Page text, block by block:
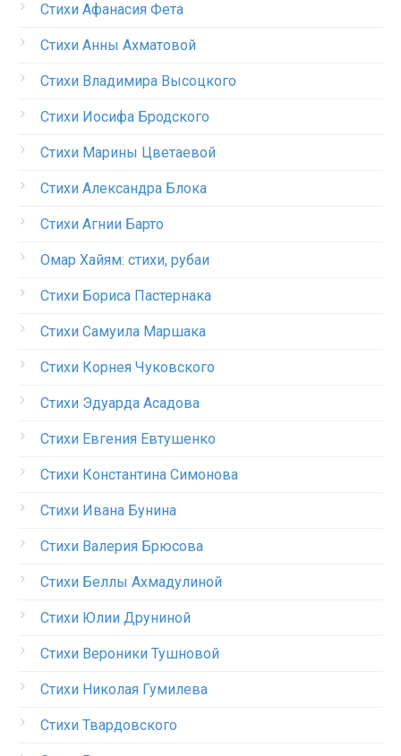
Стихи Афанасия Фета
Стихи Анны Ахматовой
Стихи Владимира Высоцкого
Стихи Иосифа Бродского
Стихи Марины Цветаевой
Стихи Александра Блока
Стихи Агнии Барто
Омар Хайям: стихи, рубаи
Стихи Бориса Пастернака
Стихи Самуила Маршака
Стихи Корнея Чуковского
Стихи Эдуарда Асадова
Стихи Евгения Евтушенко
Стихи Константина Симонова
Стихи Ивана Бунина
Стихи Валерия Брюсова
Стихи Беллы Ахмадулиной
Стихи Юлии Друниной
Стихи Вероники Тушновой
Стихи Николая Гумилева
Стихи Твардовского